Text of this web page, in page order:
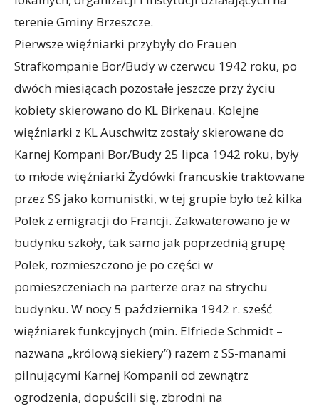
terenie Gminy Brzeszcze.
Pierwsze więźniarki przybyły do Frauen
Strafkompanie Bor/Budy w czerwcu 1942 roku, po
dwóch miesiącach pozostałe jeszcze przy życiu
kobiety skierowano do KL Birkenau. Kolejne
więźniarki z KL Auschwitz zostały skierowane do
Karnej Kompani Bor/Budy 25 lipca 1942 roku, były
to młode więźniarki Żydówki francuskie traktowane
przez SS jako komunistki, w tej grupie było też kilka
Polek z emigracji do Francji. Zakwaterowano je w
budynku szkoły, tak samo jak poprzednią grupę
Polek, rozmieszczono je po części w
pomieszczeniach na parterze oraz na strychu
budynku. W nocy 5 października 1942 r. sześć
więźniarek funkcyjnych (min. Elfriede Schmidt –
nazwana „królową siekiery”) razem z SS-manami
pilnującymi Karnej Kompanii od zewnątrz
ogrodzenia, dopuścili się, zbrodni na